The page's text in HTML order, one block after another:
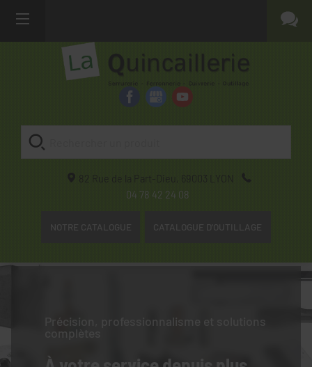
82 Rue de la Part-Dieu, 69003
LYON
04 78 42 24 08
NOTRE CATALOGUE CATALOGUE D'OUTILLAGE
Précision, professionnalisme et solutions
complètes